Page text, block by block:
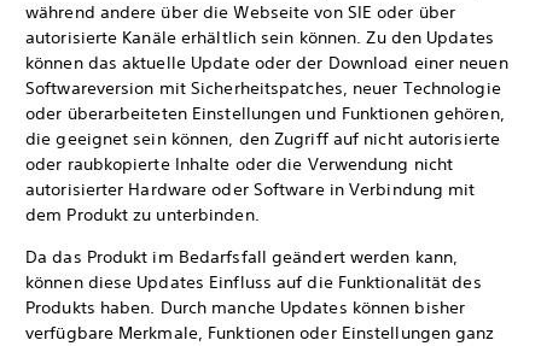
während andere über die Webseite von SIE oder über
autorisierte Kanäle erhältlich sein können. Zu den Updates
können das aktuelle Update oder der Download einer neuen
Softwareversion mit Sicherheitspatches, neuer Technologie
oder überarbeiteten Einstellungen und Funktionen gehören,
die geeignet sein können, den Zugriff auf nicht autorisierte
oder raubkopierte Inhalte oder die Verwendung nicht
autorisierter Hardware oder Software in Verbindung mit
dem Produkt zu unterbinden.
Da das Produkt im Bedarfsfall geändert werden kann,
können diese Updates Einfluss auf die Funktionalität des
Produkts haben. Durch manche Updates können bisher
verfügbare Merkmale, Funktionen oder Einstellungen ganz